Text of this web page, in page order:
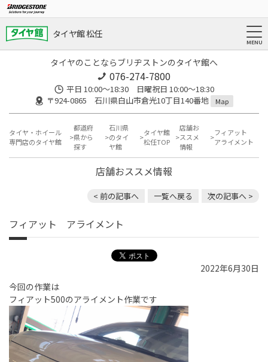
タイヤ館 松任
タイヤのことならブリヂストンのタイヤ館へ
076-274-7800
平日 10:00～18:30 日曜祝日 10:00～18:30
〒924-0865 石川県白山市倉光10丁目140番地
Map
タイヤ・ホイール
専門店のタイヤ館
都道府
県から
探す
石川県
のタイ
ヤ館
タイヤ館
松任TOP
店舗お
ススメ
情報
フィアット
アライメント
店舗おススメ情報
< 前の記事へ 一覧へ戻る 次の記事へ >
フィアット アライメント
2022年6月30日
今回の作業は
フィアット500のアライメント作業です